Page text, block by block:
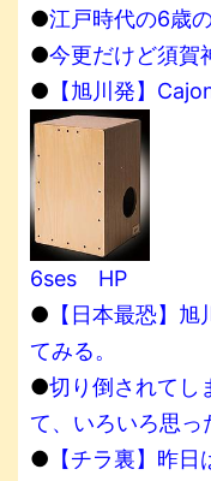
●江戸時代の6歳
●今更だけど須賀
● 【旭川発】
6ses HP
● 【日本最恐】
てみる。
●切り倒されてし
て、いろいろ思っ
● 【チラ裏】昨日